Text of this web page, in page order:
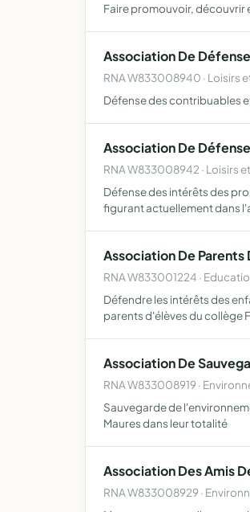
Faire promouvoir, découvrir
Association De
RNA W833008940 · Loisirs
Défense des contribuables
Association De
RNA W833008942 · Loisirs
Défense des intérêts des
figurant actuellement dans
Association De
RNA W833001224 ·
Défendre les intérêts des
parents d'élèves du collège
Association De
RNA W833008919 ·
Sauvegarde de
Maures dans leur totalité
Association Des Amis
RNA W833008929 ·